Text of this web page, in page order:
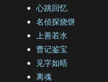
心跳回忆
名侦探烧饼
上善若水
曹记鉴宝
见字如晤
离魂